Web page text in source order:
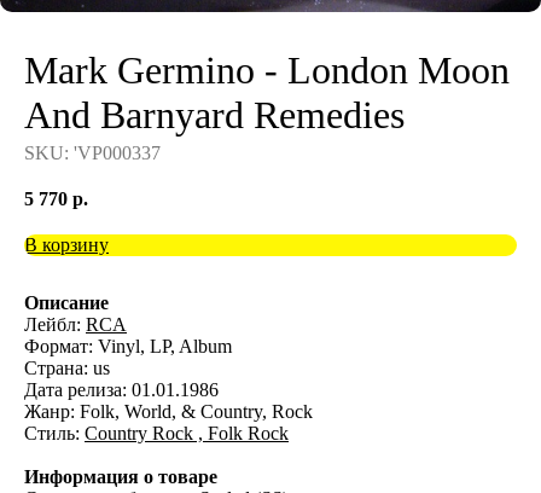
Mark Germino - London Moon
And Barnyard Remedies
SKU: 'VP000337
5 770 р.
В корзину
Описание
Лейбл: RCA
Формат: Vinyl, LP, Album
Страна: us
Дата релиза: 01.01.1986
Жанр: Folk, World, & Country, Rock
Стиль: Country Rock , Folk Rock
Информация о товаре